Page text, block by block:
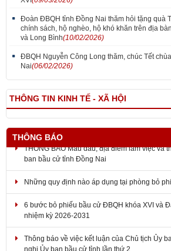
Đoàn ĐBQH tỉnh Đồng Nai thăm hỏi tặng quà
chính sách, hộ nghèo, hộ khó khăn trên địa
và Long Bình(10/02/2026)
ĐBQH Nguyễn Công Long thăm, chúc Tết
Nai(06/02/2026)
THÔNG TIN KINH TẾ - XÃ HỘI
THÔNG BÁO
THÔNG BÁO Mẫu dấu, địa điểm làm việc và
ban bầu cử tỉnh Đồng Nai
Những quy định nào áp dụng tại phòng bỏ
6 bước bỏ phiếu bầu cử ĐBQH khóa XVI và
nhiệm kỳ 2026-2031
Thông báo về việc kết luận của Chủ tịch Ủy
nghị Ủy ban bầu cử tỉnh lần thứ 2